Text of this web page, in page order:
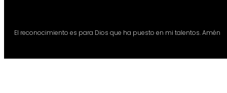
El reconocimiento es para Dios que ha puesto en mi talentos. Amén